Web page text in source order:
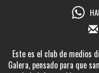
Este es el club de medios
Galera, pensado para que